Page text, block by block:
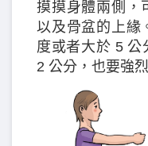
摸摸身體兩側，
以及骨盆的上緣
度或者大於 5 公
2 公分，也要強